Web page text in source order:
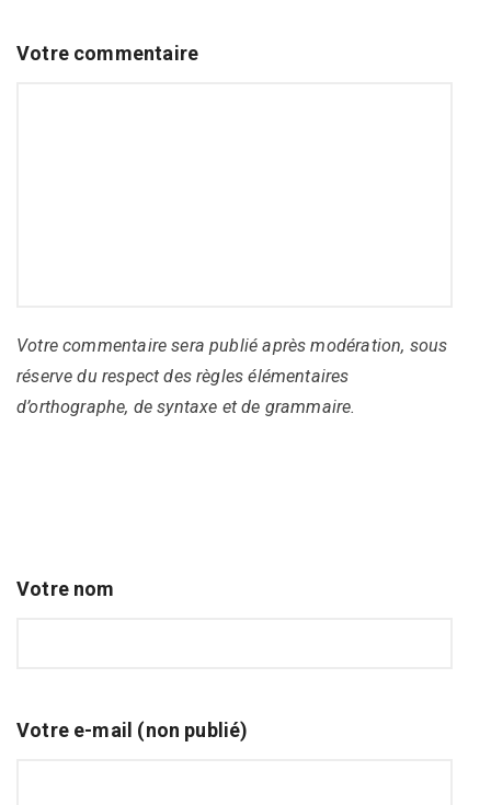
Votre commentaire
Votre commentaire sera publié après modération, sous
réserve du respect des règles élémentaires
d’orthographe, de syntaxe et de grammaire.
Votre nom
Votre e-mail (non publié)